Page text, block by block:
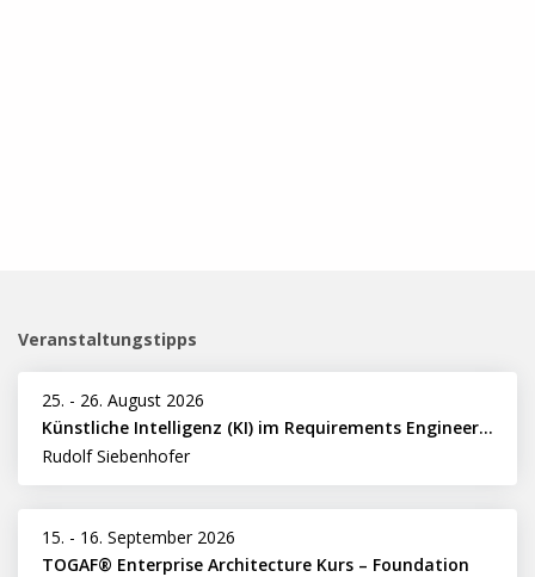
Veranstaltungstipps
25. - 26. August 2026
Künstliche Intelligenz (KI) im Requirements Engineering erfolgreich einsetzen
Rudolf Siebenhofer
15. - 16. September 2026
TOGAF® Enterprise Architecture Kurs – Foundation